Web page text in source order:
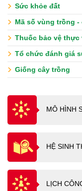
Sức khỏe đất
Mã số vùng trồng
Thuốc bảo vệ thực
Tổ chức đánh giá
Giống cây trồng
MÔ HÌNH
HỆ SINH
LỊCH